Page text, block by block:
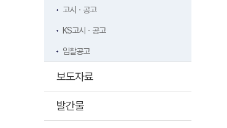
고시ㆍ공고
KS고시ㆍ공고
입찰공고
보도자료
발간물